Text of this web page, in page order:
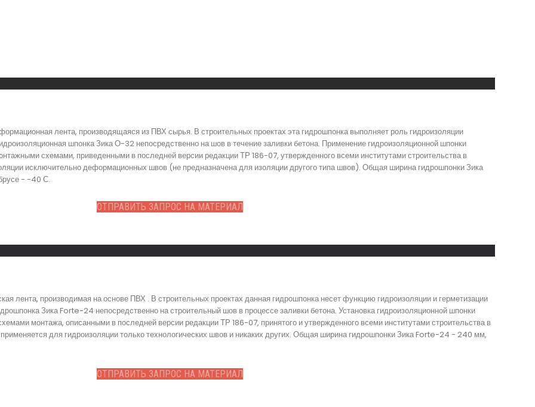
лента, производящаяся из ПВХ сырья. В строительных проектах эта гидрошпонка выполняет роль гидроизоляции
шпонка Зика О-32 непосредственно на шов в течение заливки бетона. Применение гидроизоляционной шпонки
схемами, приведенными в последней версии редакции ТР 186-07, утвержденного всеми институтами строительства в
исключительно деформационных швов (не предназначена для изоляции другого типа швов). Общая ширина гидрошпонки Зика
- -40 С.
ОТПРАВИТЬ ЗАПРОС НА МАТЕРИАЛ
лента, производимая на основе ПВХ . В строительных проектах данная гидрошпонка несет функцию гидроизоляции и герметизации
Зика Forte-24 непосредственно на строительный шов в процессе заливки бетона. Установка гидроизоляционной шпонки
монтажа, описанными в последней версии редакции ТР 186-07, принятого и утвержденного всеми институтами строительства в
для гидроизоляции только технологических швов и никаких других. Общая ширина гидрошпонки Зика Forte-24 - 240 мм,
ОТПРАВИТЬ ЗАПРОС НА МАТЕРИАЛ